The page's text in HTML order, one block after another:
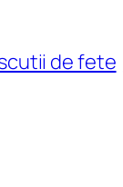
de fete